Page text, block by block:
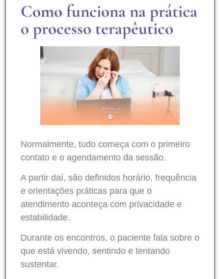
Como funciona na prática
o processo terapêutico
Normalmente, tudo começa com o primeiro
contato e o agendamento da sessão.
A partir daí, são definidos horário, frequência
e orientações práticas para que o
atendimento aconteça com privacidade e
estabilidade.
Durante os encontros, o paciente fala sobre o
que está vivendo, sentindo e tentando
sustentar.